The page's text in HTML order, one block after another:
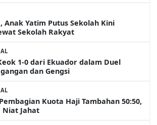
Anak Yatim Putus Sekolah Kini
Sekolah Rakyat
1-0 dari Ekuador dalam Duel
dan Gengsi
Kuota Haji Tambahan 50:50,
Niat Jahat